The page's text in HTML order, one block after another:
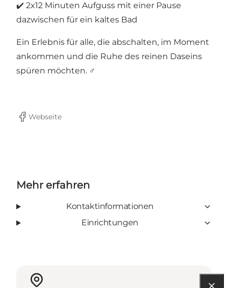
✔️ 2x12 Minuten Aufguss mit einer Pause
dazwischen für ein kaltes Bad
Ein Erlebnis für alle, die abschalten, im Moment
ankommen und die Ruhe des reinen Daseins
spüren möchten. ‍♂️
Facebook
Webseite
Mehr erfahren
Kontaktinformationen
Einrichtungen